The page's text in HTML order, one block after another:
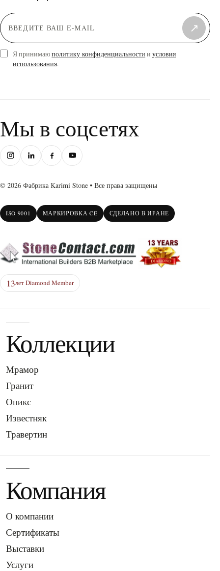
Серебристый (13)
Персиковый ↗
Я принимаюполитику конфиденциальности и условия
использования.
Мы в соцсетях
© 2026 Фабрика Karimi Stone • Все права защищены
ISO 9001 МАРКИРОВКА CE СДЕЛАНО В ИРАНЕ
13лет Diamond Member
Коллекции
Мрамор
Гранит
Оникс
Известняк
Травертин
Компания
О компании
Сертификаты
Выставки
Услуги